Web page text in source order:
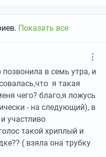
Показать все
в семь утра, и
я такая
чего? благо,я ложусь
- на следующий), в
участливо
такой хриплый и
( взяла она трубку